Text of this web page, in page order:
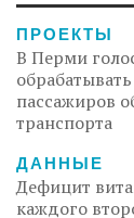
ПРОЕКТЫ
В Перми
пассажиров
транспорта
ДАННЫЕ
Дефицит
каждого